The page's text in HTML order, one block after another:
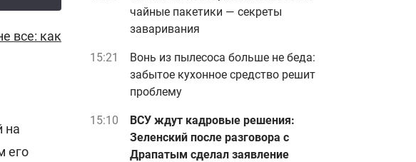
все: как
на
его
чайные пакетики — секреты
заваривания
15:21
Вонь из пылесоса больше не беда:
забытое кухонное средство решит
проблему
15:10
ВСУ ждут кадровые решения:
Зеленский после разговора с
Драпатым сделал заявление